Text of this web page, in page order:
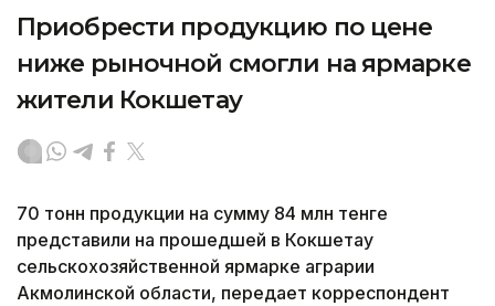
Приобрести продукцию по цене
ниже рыночной смогли на ярмарке
жители Кокшетау
70 тонн продукции на сумму 84 млн тенге
представили на прошедшей в Кокшетау
сельскохозяйственной ярмарке аграрии
Акмолинской области, передает корреспондент